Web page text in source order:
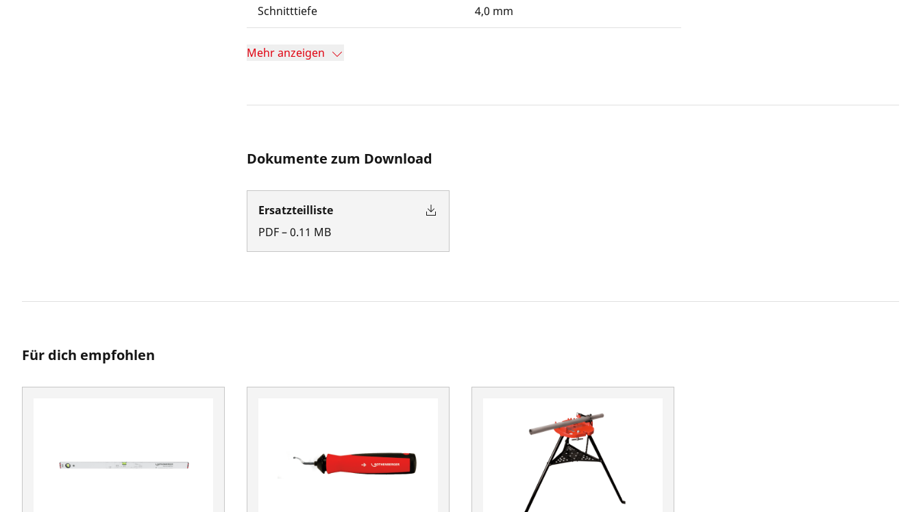
Schnitttiefe 4,0 mm
Mehr anzeigen
Dokumente zum Download
Ersatzteilliste
PDF–0.11 MB
Für dich empfohlen